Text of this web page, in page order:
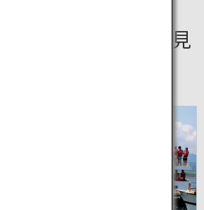
しめる！これも必見
テム